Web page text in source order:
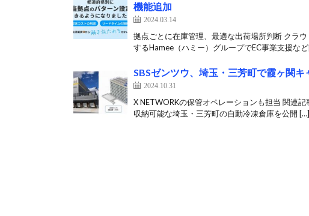
機能追加
2024.03.14
拠点ごとに在庫管理、最適な出荷場所判断 クラ
するHamee（ハミー）グループでEC事業支援な
SBSゼンツウ、埼玉・三芳町で霞ヶ関
2024.10.31
X NETWORKの保管オペレーションも担当 関連
収納可能な埼玉・三芳町の自動冷凍倉庫を公開 […]